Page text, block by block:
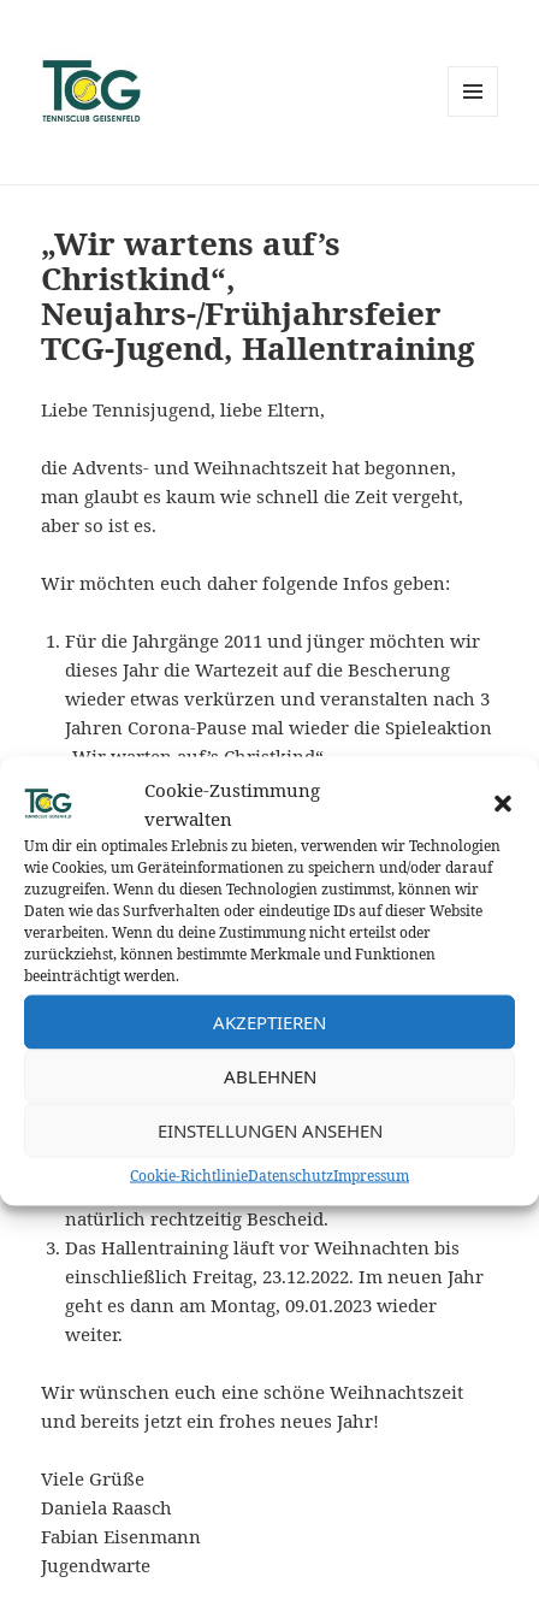
Cookie-Zustimmung
verwalten
Um dir ein optimales Erlebnis zu bieten, verwenden wir Technologien
wie Cookies, um Geräteinformationen zu speichern und/oder darauf
zuzugreifen. Wenn du diesen Technologien zustimmst, können wir
Daten wie das Surfverhalten oder eindeutige IDs auf dieser Website
verarbeiten. Wenn du deine Zustimmung nicht erteilst oder
zurückziehst, können bestimmte Merkmale und Funktionen
beeinträchtigt werden.
AKZEPTIEREN
ABLEHNEN
EINSTELLUNGEN ANSEHEN
Cookie-RichtlinieDatenschutzImpressum
„Wir wartens auf’s
Christkind“,
Neujahrs-/Frühjahrsfeier
TCG-Jugend, Hallentraining
Liebe Tennisjugend, liebe Eltern,
die Advents- und Weihnachtszeit hat begonnen,
man glaubt es kaum wie schnell die Zeit vergeht,
aber so ist es.
Wir möchten euch daher folgende Infos geben:
Für die Jahrgänge 2011 und jünger möchten wir
dieses Jahr die Wartezeit auf die Bescherung
wieder etwas verkürzen und veranstalten nach 3
Jahren Corona-Pause mal wieder die Spieleaktion
„Wir warten auf’s Christkind“.
Stattfinden wird das Ganze am 24.12.2022 von
10:30 Uhr bis 12:30 Uhr in der Tennishalle.
Organisiert und durchgeführt wird die
Veranstaltung von unseren Jugend-
Clubreferenten Simon Postruschnik und Lars von
der Werth.
Bitte meldet euch über eine Liste, die im
Tennisheim aushängt, bis spätestens 16.12.2022
Aus terminlichen und organisatorischen
Gründen kann dieses Jahr leider keine Jugend-
Anstatt dessen planen wir aber, eine Neujahrs-
hierfür ist noch unklar, wir geben euch aber
natürlich rechtzeitig Bescheid.
Das Hallentraining läuft vor Weihnachten bis
einschließlich Freitag, 23.12.2022. Im neuen Jahr
geht es dann am Montag, 09.01.2023 wieder
weiter.
Wir wünschen euch eine schöne Weihnachtszeit
und bereits jetzt ein frohes neues Jahr!
Viele Grüße
Daniela Raasch
Fabian Eisenmann
Jugendwarte